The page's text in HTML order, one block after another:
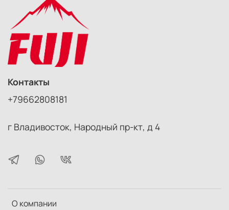
О компании
Контакты
+79662808181
г Владивосток, Народный пр-кт, д 4